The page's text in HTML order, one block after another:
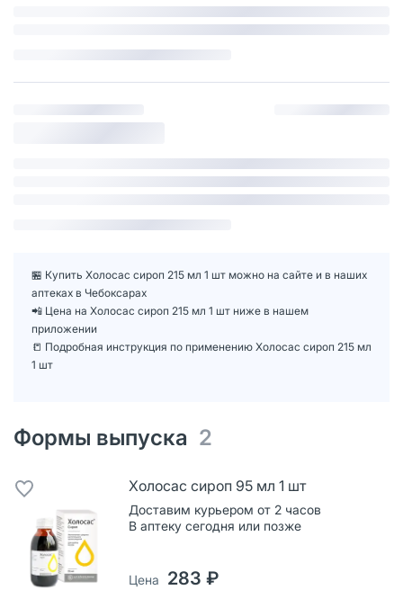
🏪 Купить Холосас сироп 215 мл 1 шт можно на сайте и в наших
аптеках в Чебоксарах
📲 Цена на Холосас сироп 215 мл 1 шт ниже в нашем
приложении
📒 Подробная инструкция по применению Холосас сироп 215 мл
1 шт
Формы выпуска 2
Холосас сироп 95 мл 1 шт
Доставим курьером от 2 часов
В аптеку сегодня или позже
Цена 283 ₽